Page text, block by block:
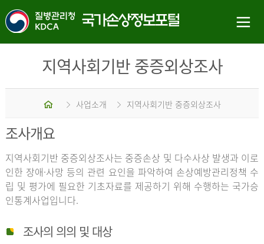
지역사회기반 중증외상조사
홈 사업소개 지역사회기반 중증외상조사
조사개요
지역사회기반 중증외상조사는 중증손상 및 다수사상 발생과 이로
인한 장애·사망 등의 관련 요인을 파악하여 손상예방관리정책 수
립 및 평가에 필요한 기초자료를 제공하기 위해 수행하는 국가승
인통계사업입니다.
조사의 의의 및 대상